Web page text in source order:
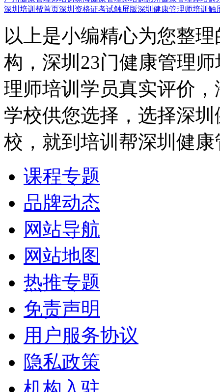
深圳培训帮首页深圳资格证考试触屏版深圳健康管理师培训触
以上是小编精心为您整
构，深圳23门健康管理
理师培训学员真实评价
学校供您选择，选择深
校，就到培训帮深圳健
课程专题
品牌动态
网站导航
网站地图
热推专题
免责声明
用户服务协议
隐私政策